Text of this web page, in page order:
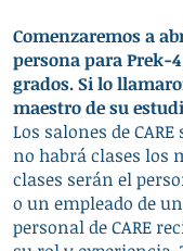
Comenzaremos a
persona para Prek-
grados. Si lo
maestro de su
Los salones de
no habrá clases los
clases serán el
o un empleado de
personal de CARE